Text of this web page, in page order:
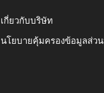
เกี่ยวกับบริษัท
นโยบายคุ้มครองข้อมูลส่ว